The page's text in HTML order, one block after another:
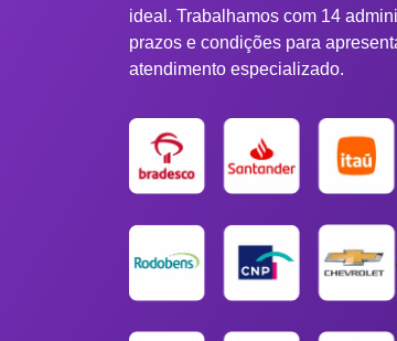
ideal. Trabalhamos com 14
prazos e condições para
atendimento especializado.